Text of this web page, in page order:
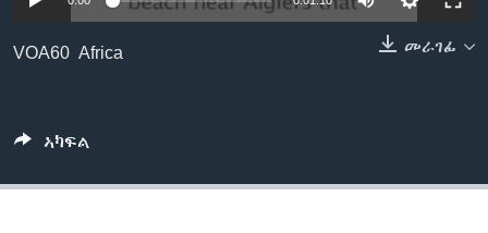
ቂሔ ጽልሚ
ቋንቋታት መራገፊ
VOA60 Africa
ኣካፍል